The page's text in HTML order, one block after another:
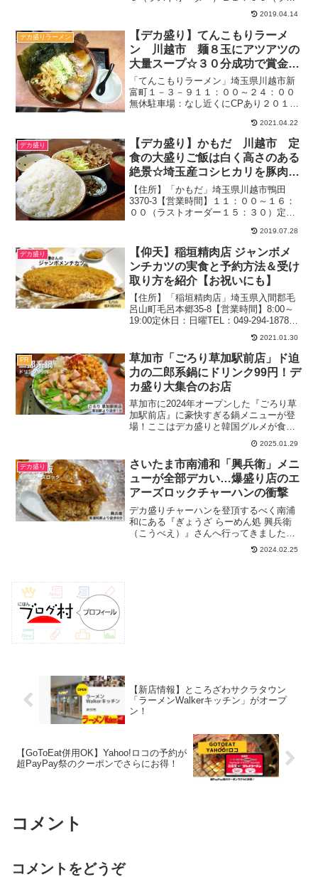
チ）１１：００～１４：００店休日：水
曜６０席：テーブル、座敷あり最大６０
人で貸し切り可１階：終日禁煙駐車場：
店前に約８台分＊ランチは...
2019.04.14
デカ盛りラーメン
【デカ盛り】てんこもりラーメ
ン 川越市 麺８玉にアツアツの
大量スープ☆３０分成功で賞金５
０００円ゲットなるか？！【チャ
レンジメニュー】
「てんこもりラーメン」埼玉県川越市新
富町１－３－９１１：００～２４：００
無休駐車場：なし近くにCPあり２０１
ャレンジラーメンの受付は１８時まで
（電話で確認済）関連：チャレンジメニ
ューの記事一覧何がてんこも...
2021.04.22
デカ盛り
【デカ盛り】かもだ 川越市 定
食の大盛りご飯は白く高さのある
絶景☆埼玉産コシヒカリを豚肉と
野菜炒め【美しい】
【住所】「かもだ」埼玉県川越市鴨田
3370-3【営業時間】１１：００～１６：
００（ラストオーダー１５：３０）定休
月（平日）：１１時半過ぎ、半分ほど埋
まり関連：定食の記事一覧営業時間を変
えながらも、味と盛り...
2019.07.28
デカ盛り
【仰天】稲垣精肉店 ジャンボメ
ンチカツの実食と予約方法＆受け
取り方を紹介【お祝いにも】
【住所】「稲垣精肉店」埼玉県入間郡毛
呂山町毛呂本郷35-8【営業時間】8:00～
19:00定休日：日曜TEL：049-294-1878駐
車場：あり2020.10月（平日）：15時予約
して訪問関連：デカ盛りの記事一覧 記
事のメニューや料金は当...
2021.01.30
PR
草加市「ごろり草加駅前店」ド迫
力の二郎系鍋にドリンク99円！デ
カ盛り大集合のお店
草加市に2024年オープンした『ごろり草
加駅前店』に豪快すぎる鍋メニューが登
場！ここはデカ盛りと韓国グルメが食べ
られるお店なのですが、最近二郎系鍋が
登場したとのことで取材させていただき
ました。冬にピッタリのメニューという
こともあり、今回は食...
2025.01.29
デカ盛り
さいたま市南浦和「興兵衛」メニ
ューが全部デカい…爆盛り店のエ
アーズロックチャーハンの衝撃
デカ盛りチャーハンを登頂するべく南浦
和にある『ぎょうざ らーめん処 興兵衛
（こうべえ）』さんへ行ってきました。
YouTubeとかでも紹介されたことのある
ボリューミーなメニューが魅力的で、と
2024.02.25
【新店情報】ところざわサクラタウン
「ラーメンWalkerキッチン」がオープ
ン！
【GoToEat併用OK】Yahoo!ロコの予約が
超PayPay祭のクーポンでさらにお得！
コメント
コメントをどうぞ